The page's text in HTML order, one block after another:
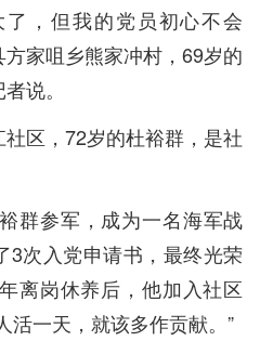
，但我的党员初心不会
家咀乡熊家冲村，69岁的
说。
区，72岁的杜裕群，是社
群参军，成为一名海军战
3次入党申请书，最终光荣
离岗休养后，他加入社区
活一天，就该多作贡献。”